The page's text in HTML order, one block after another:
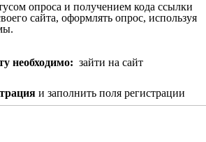
опроса и получением кода ссылки
сайта, оформлять опрос, используя
необходимо: зайти на сайт
и заполнить поля регистрации